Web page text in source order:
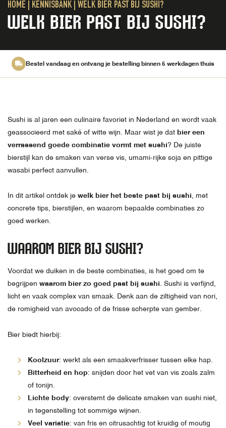
HOME KENNISBANK WELK BIER PAST BIJ SUSHI?
WELK BIER PAST BIJ SUSHI?
Bestel vandaag en ontvang je bestelling binnen 5 werkdagen thuis
Sushi is al jaren een culinaire favoriet in Nederland en wordt vaak
geassocieerd met saké of witte wijn. Maar wist je dat bier een
verrassend goede combinatie vormt met sushi? De juiste
bierstijl kan de smaken van verse vis, umami-rijke soja en pittige
wasabi perfect aanvullen.
In dit artikel ontdek je welk bier het beste past bij sushi , met
concrete tips, bierstijlen, en waarom bepaalde combinaties zo
goed werken.
WAAROM BIER BIJ SUSHI?
Voordat we duiken in de beste combinaties, is het goed om te
begrijpen waarom bier zo goed past bij sushi. Sushi is verfijnd,
licht en vaak complex van smaak. Denk aan de ziltigheid van nori,
de romigheid van avocado of de frisse scherpte van gember.
Bier biedt hierbij:
Koolzuur: werkt als een smaakverfrisser tussen elke hap.
Bitterheid en hop: snijden door het vet van vis zoals zalm
of tonijn.
Lichte body: overstemt de delicate smaken van sushi niet,
in tegenstelling tot sommige wijnen.
Veel variatie: van fris en citrusachtig tot kruidig of moutig